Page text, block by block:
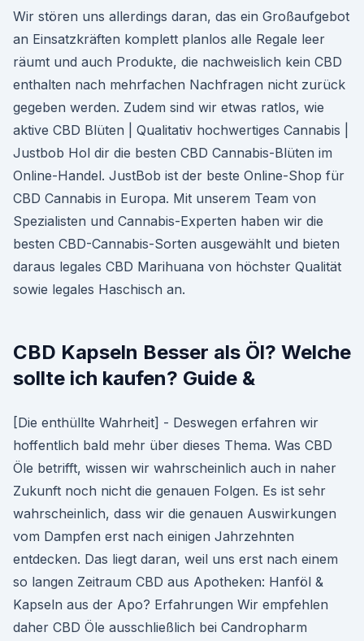
Wir stören uns allerdings daran, das ein Großaufgebot
an Einsatzkräften komplett planlos alle Regale leer
räumt und auch Produkte, die nachweislich kein CBD
enthalten nach mehrfachen Nachfragen nicht zurück
gegeben werden. Zudem sind wir etwas ratlos, wie
aktive CBD Blüten | Qualitativ hochwertiges Cannabis |
Justbob Hol dir die besten CBD Cannabis-Blüten im
Online-Handel. JustBob ist der beste Online-Shop für
CBD Cannabis in Europa. Mit unserem Team von
Spezialisten und Cannabis-Experten haben wir die
besten CBD-Cannabis-Sorten ausgewählt und bieten
daraus legales CBD Marihuana von höchster Qualität
sowie legales Haschisch an.
CBD Kapseln Besser als Öl? Welche
sollte ich kaufen? Guide &
[Die enthüllte Wahrheit] - Deswegen erfahren wir
hoffentlich bald mehr über dieses Thema. Was CBD
Öle betrifft, wissen wir wahrscheinlich auch in naher
Zukunft noch nicht die genauen Folgen. Es ist sehr
wahrscheinlich, dass wir die genauen Auswirkungen
vom Dampfen erst nach einigen Jahrzehnten
entdecken. Das liegt daran, weil uns erst nach einem
so langen Zeitraum CBD aus Apotheken: Hanföl &
Kapseln aus der Apo? Erfahrungen Wir empfehlen
daher CBD Öle ausschließlich bei Candropharm